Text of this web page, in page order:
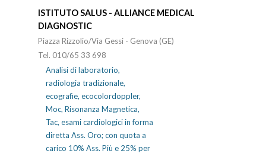
ISTITUTO SALUS - ALLIANCE MEDICAL
DIAGNOSTIC
Piazza Rizzolio/Via Gessi - Genova (GE)
Tel. 010/65 33 698
Analisi di laboratorio,
radiologia tradizionale,
ecografie, ecocolordoppler,
Moc, Risonanza Magnetica,
Tac, esami cardiologici in forma
diretta Ass. Oro; con quota a
carico 10% Ass. Più e 25% per